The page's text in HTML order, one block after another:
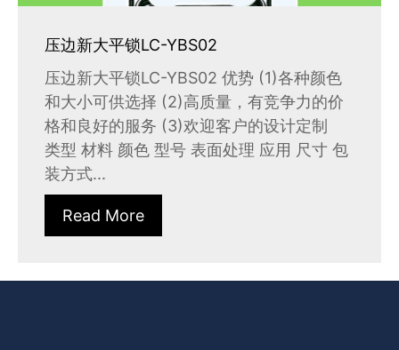
压边新大平锁LC-YBS02
压边新大平锁LC-YBS02 优势 (1)各种颜色
和大小可供选择 (2)高质量，有竞争力的价
格和良好的服务 (3)欢迎客户的设计定制
类型 材料 颜色 型号 表面处理 应用 尺寸 包
装方式...
Read More